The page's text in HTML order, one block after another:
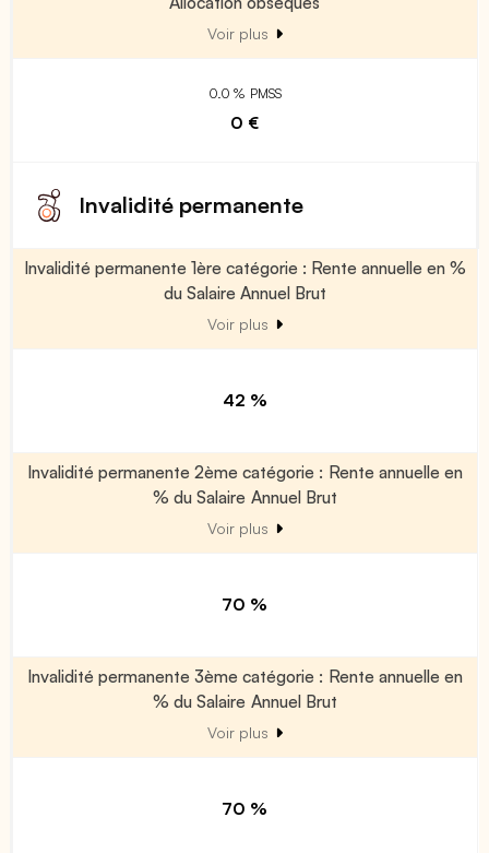
Voir plus
0.0 % PMSS
0 €
Invalidité permanente
Invalidité permanente 1ère catégorie : Rente annuelle en %
du Salaire Annuel Brut
Voir plus
42 %
Invalidité permanente 2ème catégorie : Rente annuelle en
% du Salaire Annuel Brut
Voir plus
70 %
Invalidité permanente 3ème catégorie : Rente annuelle en
% du Salaire Annuel Brut
Voir plus
70 %